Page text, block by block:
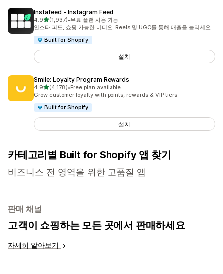
Instafeed ‑ Instagram Feed
4.9별 5개 중
(1,937)
총 리뷰 1937개
•무료 플랜 사용 가능
인스타 피드, 쇼핑 가능한 비디오, Reels 및 UGC를 통해 매출을 늘리세요.
Built for Shopify
설치
Smile: Loyalty Program Rewards
4.9별 5개 중
(4,178)
총 리뷰 4178개
•Free plan available
Grow customer loyalty with points, rewards & VIP tiers
Built for Shopify
설치
카테고리별 Built for Shopify 앱 찾기
비즈니스 전 영역을 위한 고품질 앱
판매 채널
고객이 쇼핑하는 모든 곳에서 판매하세요
자세히 알아보기